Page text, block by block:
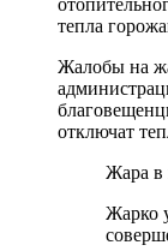
тепла
Жалобы на
отключат
Жара в
Жарко